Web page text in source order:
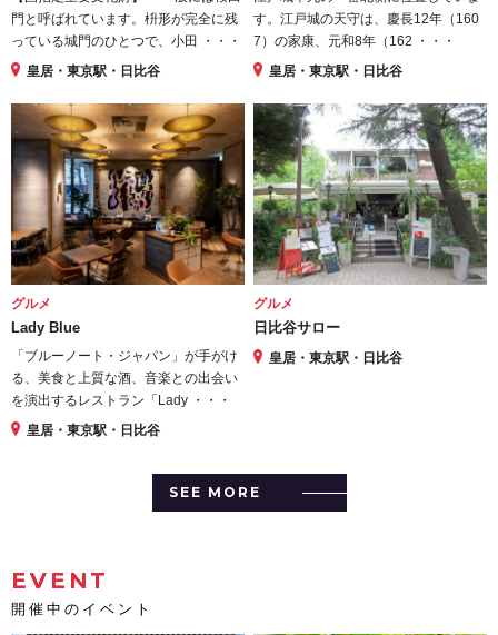
門と呼ばれています。枡形が完全に残
っている城門のひとつで、小田 ・・・
皇居・東京駅・日比谷
す。江戸城の天守は、慶長12年（160
7）の家康、元和8年（162 ・・・
皇居・東京駅・日比谷
グルメ
Lady Blue
「ブルーノート・ジャパン」が手がけ
る、美食と上質な酒、音楽との出会い
を演出するレストラン「Lady ・・・
皇居・東京駅・日比谷
グルメ
日比谷サロー
皇居・東京駅・日比谷
SEE MORE
EVENT
開催中のイベント